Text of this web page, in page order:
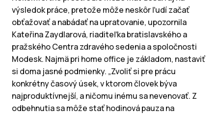
výsledok práce, pretože môže neskôr ľudí začať
obťažovať a nabádať na upratovanie, upozornila
Kateřina Zaydlarová, riaditeľka bratislavského a
pražského Centra zdravého sedenia a spoločnosti
Modesk. Najmä pri home office je základom, nastaviť
si doma jasné podmienky. „Zvoliť si pre prácu
konkrétny časový úsek, v ktorom človek býva
najproduktívnejší, a ničomu inému sa nevenovať. Z
odbehnutia sa môže stať hodinová pauza na